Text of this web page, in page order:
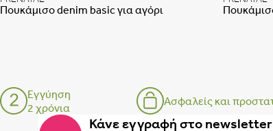
Πουκάμισο denim basic για αγόρι
Εγγύηση
2 χρόνια
Ασφαλείς και
Κάνε εγγραφή στο newsletter